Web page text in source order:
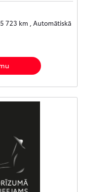
723 km , Automātiskā